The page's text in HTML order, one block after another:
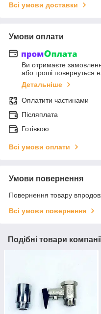
Всі умови доставки
Умови оплати
Ви отримаєте
або гроші повернуться
Детальніше
Оплатити частинами
Післяплата
Готівкою
Всі умови оплати
Умови повернення
Повернення товару
Всі умови повернення
Подібні товари